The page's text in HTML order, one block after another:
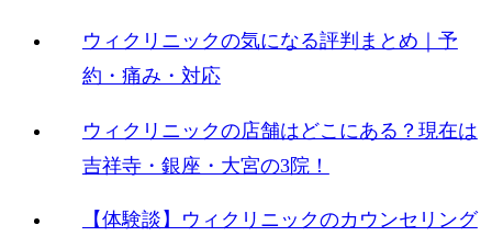
ウィクリニックの気になる評判まとめ｜予
約・痛み・対応
ウィクリニックの店舗はどこにある？現在は
吉祥寺・銀座・大宮の3院！
【体験談】ウィクリニックのカウンセリング